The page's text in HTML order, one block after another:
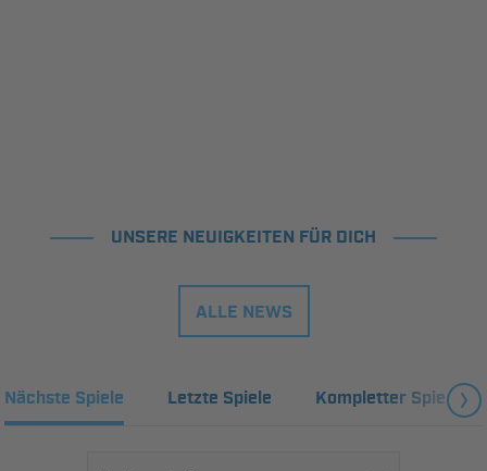
UNSERE NEUIGKEITEN FÜR DICH
ALLE NEWS
Nächste Spiele Letzte Spiele Kompletter Spielplan